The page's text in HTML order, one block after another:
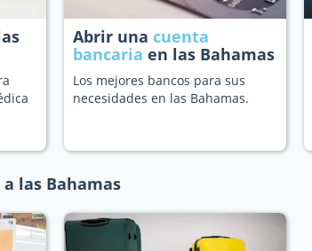
Abrir una cuenta
bancaria en las Bahamas
Los mejores bancos para sus
necesidades en las Bahamas.
las Bahamas